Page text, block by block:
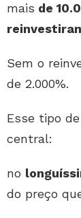
mais de
Sem o
de 2.000%.
Esse tipo
central:
no
do preço